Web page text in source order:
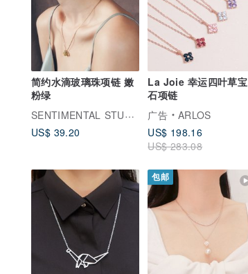
简约水滴玻璃珠项链 嫩
粉绿
SENTIMENTAL STUDIO 善感工室
US$ 39.20
La Joie 幸运四叶草宝
石项链
广告
ARLOS
US$ 198.16
US$ 283.08
包邮